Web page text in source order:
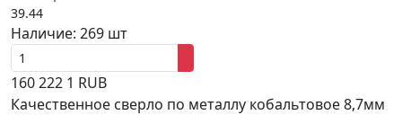
39.44
Наличие: 269 шт
160222 1 RUB
Качественное сверло по металлу кобальтовое 8,7мм